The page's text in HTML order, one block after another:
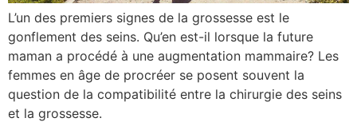
L’un des premiers signes de la grossesse est le
gonflement des seins. Qu’en est-il lorsque la future
maman a procédé à une augmentation mammaire? Les
femmes en âge de procréer se posent souvent la
question de la compatibilité entre la chirurgie des seins
et la grossesse.